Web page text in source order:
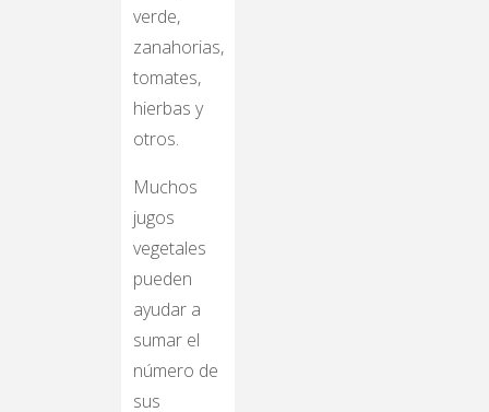
verde,
zanahorias,
tomates,
hierbas y
otros.
Muchos
jugos
vegetales
pueden
ayudar a
sumar el
número de
sus